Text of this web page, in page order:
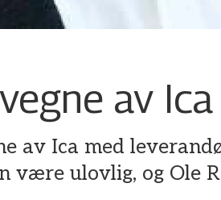
av Ica
av Ica med
ulovlig, og Ole